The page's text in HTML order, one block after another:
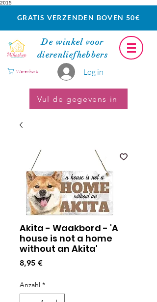
2015
GRATIS VERZENDEN BOVEN 50€
De winkel voor
dierenliefhebbers
Log in
Warenkorb
Vul de gegevens in
Akita - Waakbord - 'A
house is not a home
without an Akita'
8,95 €Preis
Anzahl *